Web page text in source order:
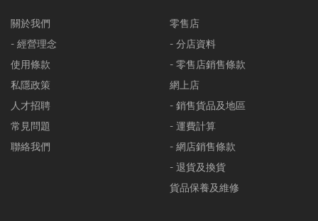
關於我們
- 經營理念
使用條款
私隱政策
人才招聘
常見問題
聯絡我們
零售店
- 分店資料
- 零售店銷售條款
網上店
- 銷售貨品及地區
- 運費計算
- 網店銷售條款
- 退貨及換貨
貨品保養及維修